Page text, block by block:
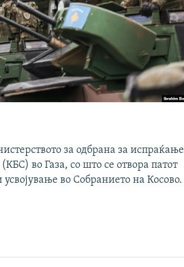
за одбрана за испраќање
во Газа, со што се отвора патот
во Собранието на Косово.